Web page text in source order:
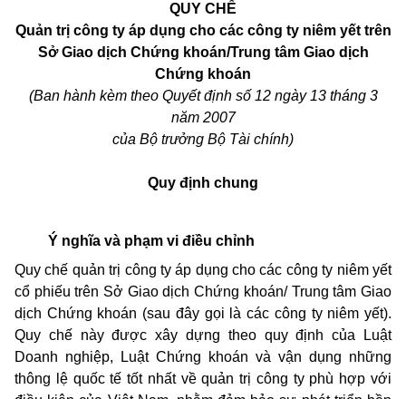
QUY CHẾ
Quản trị công ty áp dụng cho các công ty niêm yết trên
Sở Giao dịch Chứng khoán/Trung tâm Giao dịch
Chứng khoán
(Ban hành kèm theo Quyết định số 12 ngày 13 tháng 3
năm 2007
của Bộ trưởng Bộ Tài chính)
Quy định chung
Ý nghĩa và phạm vi điều chỉnh
Quy chế quản trị công ty áp dụng cho các công ty niêm yết
cổ phiếu trên Sở Giao dịch Chứng khoán/ Trung tâm Giao
dịch Chứng khoán (sau đây gọi là các công ty niêm yết).
Quy chế này được xây dựng theo quy định của Luật
Doanh nghiệp, Luật Chứng khoán và vận dụng những
thông lệ quốc tế tốt nhất về quản trị công ty phù hợp với